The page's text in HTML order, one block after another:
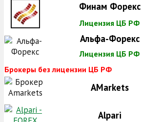
Финам Форекс
Лицензия ЦБ РФ
Альфа-Форекс
Лицензия ЦБ РФ
Брокеры без лицензии ЦБ РФ
AMarkets
Alpari